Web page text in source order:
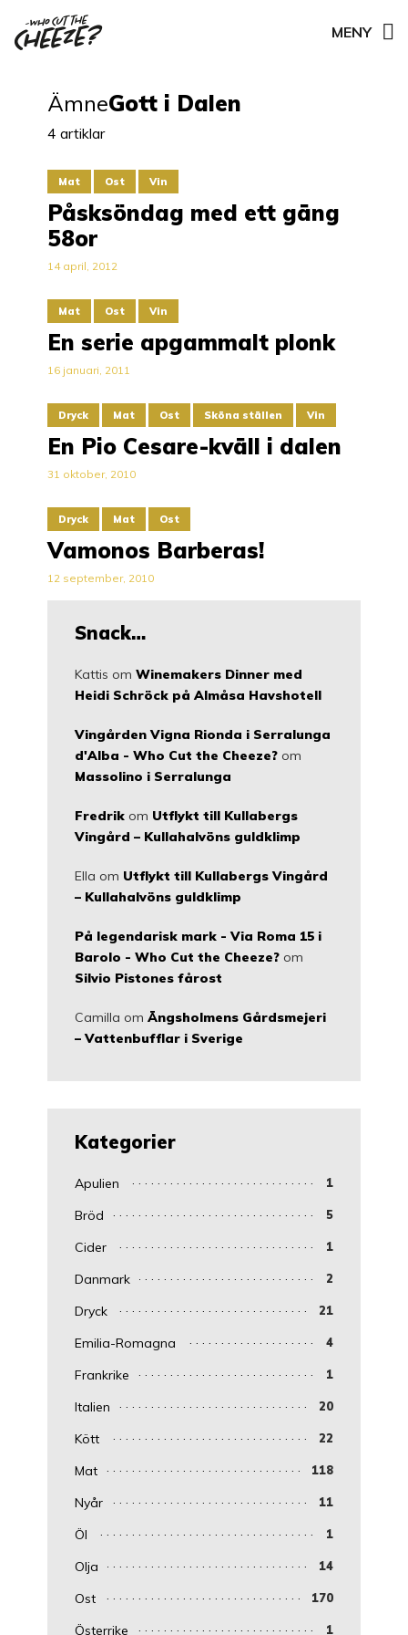
MENY
ÄmneGott i Dalen
4 artiklar
Snack…
Kattis om Winemakers Dinner med
Heidi Schröck på Almåsa Havshotell
Vingården Vigna Rionda i Serralunga
d'Alba - Who Cut the Cheeze? om
Massolino i Serralunga
Fredrik om Utflykt till Kullabergs
Vingård – Kullahalvöns guldklimp
Ella om Utflykt till Kullabergs Vingård
– Kullahalvöns guldklimp
På legendarisk mark - Via Roma 15 i
Barolo - Who Cut the Cheeze? om
Silvio Pistones fårost
Camilla om Ängsholmens Gårdsmejeri
– Vattenbufflar i Sverige
Kategorier
Apulien 1
Bröd 5
Cider 1
Danmark 2
Dryck 21
Emilia-Romagna 4
Frankrike 1
Italien 20
Kött 22
Mat 118
Nyår 11
Öl 1
Olja 14
Ost 170
Österrike 1
Mat Ost Vin
Påsksöndag med ett gäng
58or
14 april, 2012
Mat Ost Vin
En serie apgammalt plonk
16 januari, 2011
Dryck Mat Ost Sköna ställen Vin
En Pio Cesare-kväll i dalen
31 oktober, 2010
Dryck Mat Ost
Vamonos Barberas!
12 september, 2010